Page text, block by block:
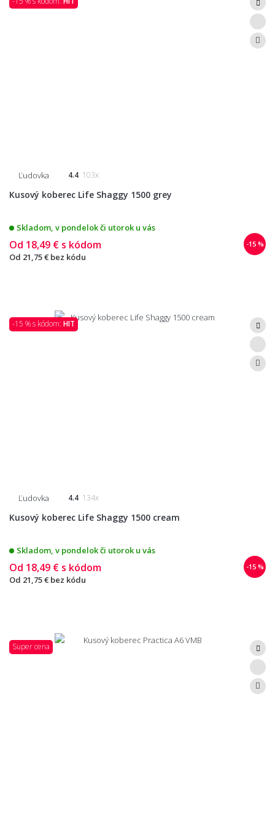
Ľudovka 4.4 103x
Kusový koberec Life Shaggy 1500 grey
Skladom, v pondelok či utorok u vás
-15 %
Od 18,49 € s kódom
Od 21,75 € bez kódu
-15 % s kódom: HIT
Ľudovka 4.4 134x
Kusový koberec Life Shaggy 1500 cream
Skladom, v pondelok či utorok u vás
-15 %
Od 18,49 € s kódom
Od 21,75 € bez kódu
Super cena